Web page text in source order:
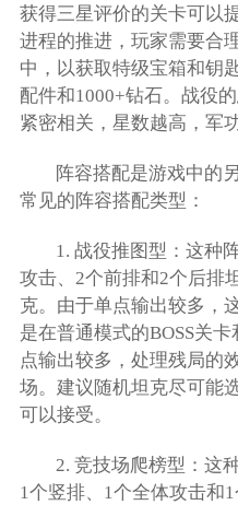
获得三星评价的关卡可以
进程的推进，玩家需要合
中，以获取特级宝箱和钥
配件和1000+钻石。战役
紧密相关，星数越高，军
阵容搭配是游戏中的
常见的阵容搭配类型：
1. 战役推图型：这种
攻击、2个前排和2个后排
克。由于单点输出较多，
是在普通模式的BOSS关
点输出较多，处理残局的
场。建议随机坦克尽可能
可以接受。
2. 竞技场爬榜型：这
1个竖排、1个全体攻击和